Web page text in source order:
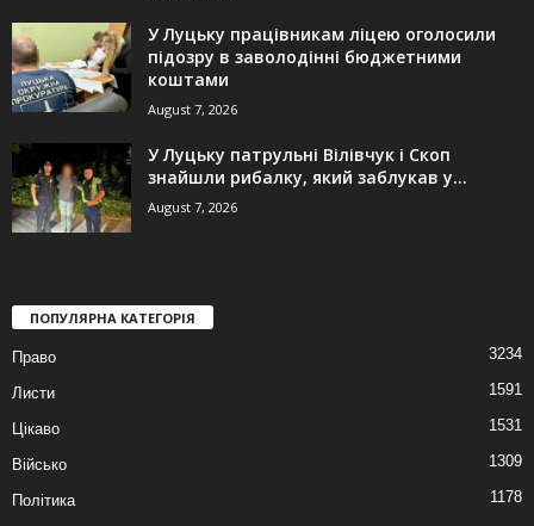
У Луцьку працівникам ліцею оголосили
підозру в заволодінні бюджетними
коштами
August 7, 2026
У Луцьку патрульні Вілівчук і Скоп
знайшли рибалку, який заблукав у...
August 7, 2026
ПОПУЛЯРНА КАТЕГОРІЯ
Право 3234
Листи 1591
Цікаво 1531
Військо 1309
Політика
1178